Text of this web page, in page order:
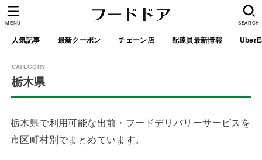
人気記事 最新クーポン チェーン店 配達員最新情報
SEARCH
MENU
栃木県
栃木県で利用可能な出前・フードデリバリーサービスを
市区町村別でまとめています。